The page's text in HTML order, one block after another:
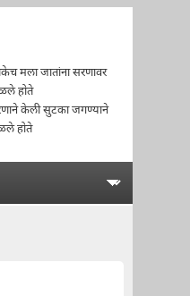
मला जातांना सरणावर
होते
केली सुटका जगण्याने
होते